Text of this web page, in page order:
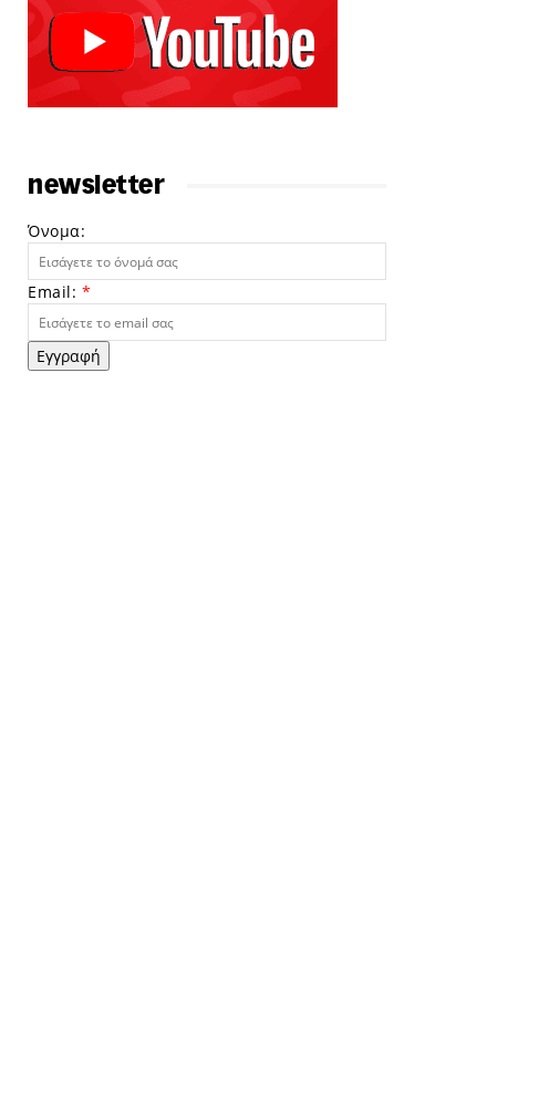
newsletter
Όνομα:
Email: *
Εγγραφή